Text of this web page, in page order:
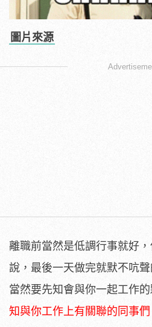
圖片來源
離職前當然是低調行事就好
說，最後一天做完就默不吭聲
當然要先知會與你一起工作的
知與你工作上有關聯的同事們